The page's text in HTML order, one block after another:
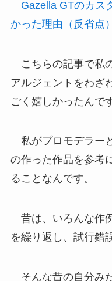
Gazella GTのカス
かった理由（反省点
こちらの記事で私
アルジェントをわざ
ごく嬉しかったんで
私がプロモデラー
の作った作品を参考
ることなんです。
昔は、いろんな作
を繰り返し、試行錯
そんな昔の自分み